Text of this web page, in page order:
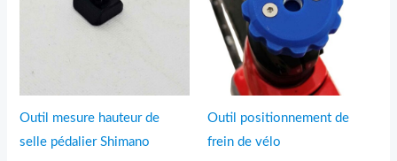
Outil mesure hauteur de
selle pédalier Shimano
Outil positionnement de
frein de vélo